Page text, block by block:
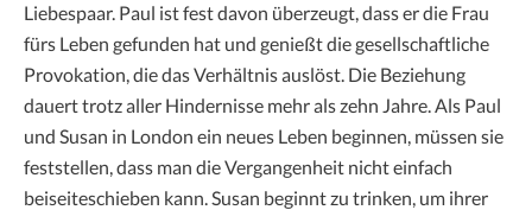
Liebespaar. Paul ist fest davon überzeugt, dass er die Frau
fürs Leben gefunden hat und genießt die gesellschaftliche
Provokation, die das Verhältnis auslöst. Die Beziehung
dauert trotz aller Hindernisse mehr als zehn Jahre. Als Paul
und Susan in London ein neues Leben beginnen, müssen sie
feststellen, dass man die Vergangenheit nicht einfach
beiseiteschieben kann. Susan beginnt zu trinken, um ihrer